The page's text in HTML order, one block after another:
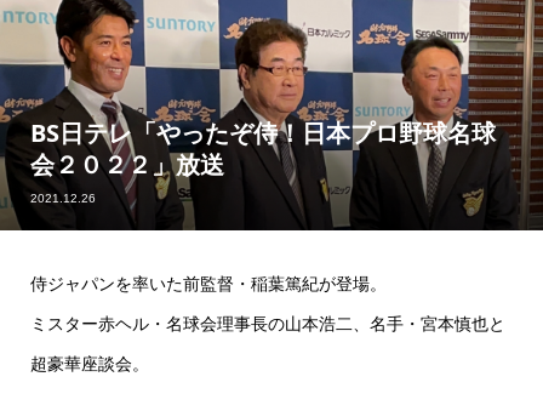
BS日テレ「やったぞ侍！日本プロ野球名球
会２０２２」放送
2021.12.26
侍ジャパンを率いた前監督・稲葉篤紀が登場。
ミスター赤ヘル・名球会理事長の山本浩二、名手・宮本慎也と
超豪華座談会。